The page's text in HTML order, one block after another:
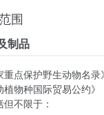
围
制品
重点保护野生动物名
植物种国际贸易公约
不限于：